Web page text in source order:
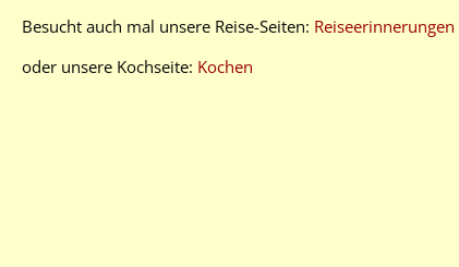
Besucht auch mal unsere Reise-Seiten: Reiseerinnerungen
oder unsere Kochseite: Kochen